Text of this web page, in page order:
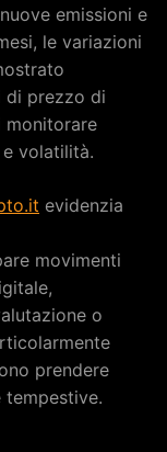
emissioni e
le variazioni
di prezzo di
monitorare
volatilità.
evidenzia
movimenti
o
prendere